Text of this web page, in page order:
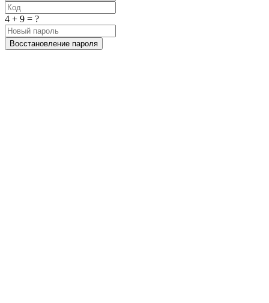
4 + 9 = ?
Восстановление пароля